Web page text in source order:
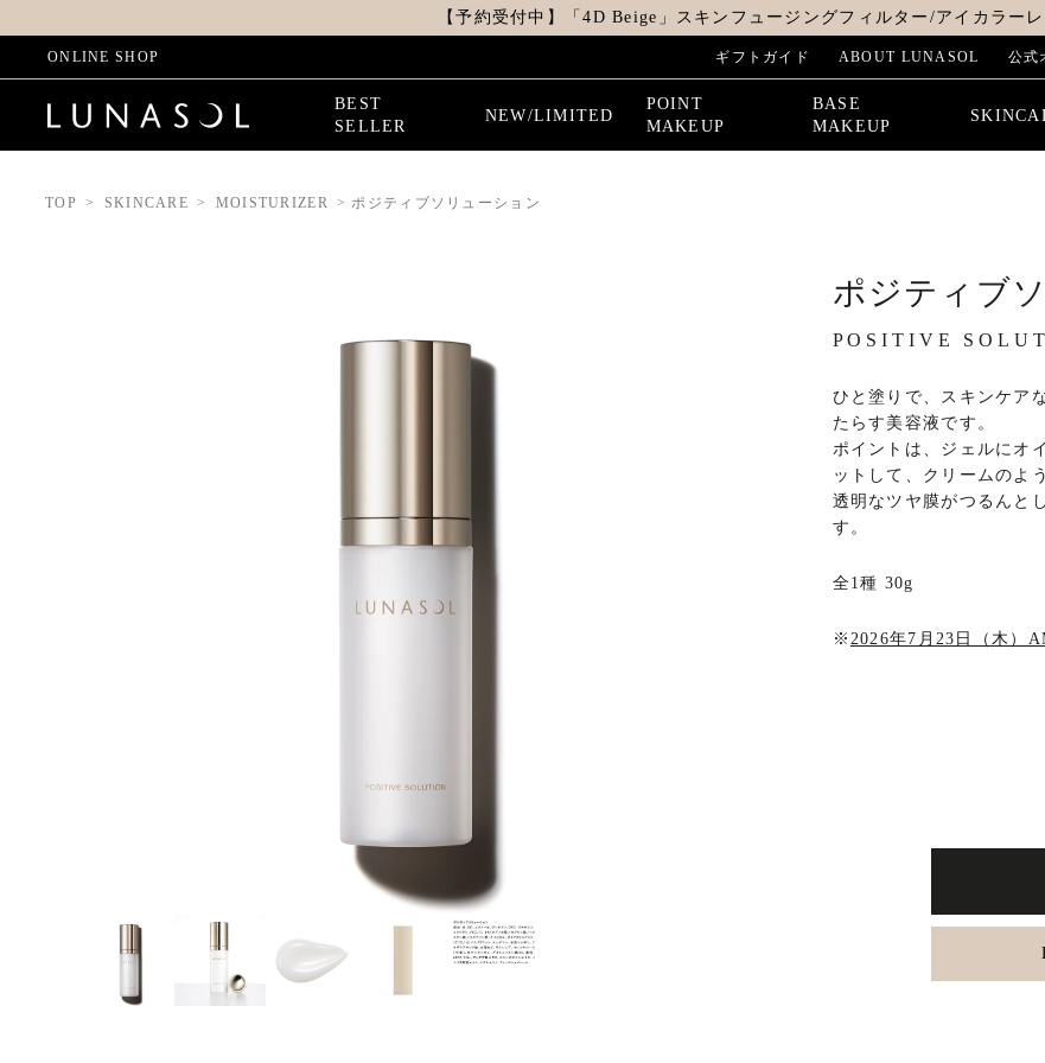
【予約受付中】「4D Beige」スキンフュージングフィルター/アイカラー
ONLINE SHOP ギフトガイド ABOUT LUNASOL 公式
BEST
SELLER
NEW/LIMITED
POINT
MAKEUP
BASE
MAKEUP
TOP SKINCARE MOISTURIZER ポジティブソリューション
ポジティブ
POSITIVE
ひと塗りで、スキンケア
たらす美容液です。
ポイントは、ジェルにオ
ットして、クリームのよ
透明なツヤ膜がつるんと
す。
全1種 30g
※ 2026年7月23日（木）